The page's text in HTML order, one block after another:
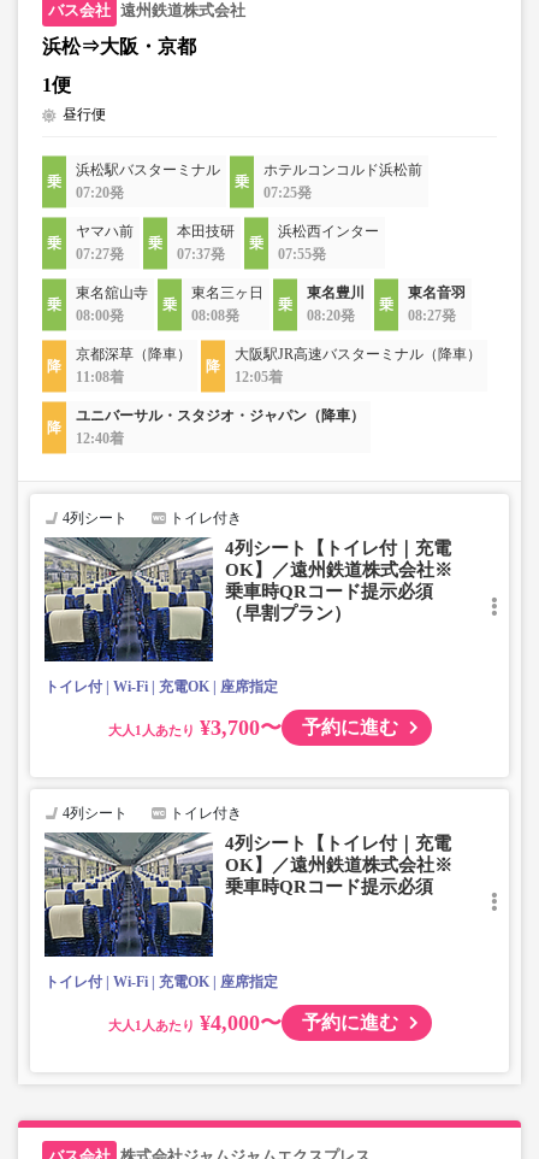
遠州鉄道株式会社
浜松⇒大阪・京都
1便
昼行便
浜松駅バスターミナル
07:20発
ホテルコンコルド浜松前
07:25発
ヤマハ前
07:27発
本田技研
07:37発
浜松西インター
07:55発
東名舘山寺
08:00発
東名三ヶ日
08:08発
東名豊川
08:20発
東名音羽
08:27発
京都深草（降車）
11:08着
大阪駅JR高速バスターミナル（降車）
12:05着
ユニバーサル・スタジオ・ジャパン（降車）
12:40着
4列シート トイレ付き
4列シート【トイレ付｜充電
OK】／遠州鉄道株式会社※
乗車時QRコード提示必須
（早割プラン）
トイレ付 Wi-Fi 充電OK 座席指定
大人 ¥3,700〜 予約に進む
4列シート トイレ付き
4列シート【トイレ付｜充電
OK】／遠州鉄道株式会社※
乗車時QRコード提示必須
トイレ付 Wi-Fi 充電OK 座席指定
大人 ¥4,000〜 予約に進む